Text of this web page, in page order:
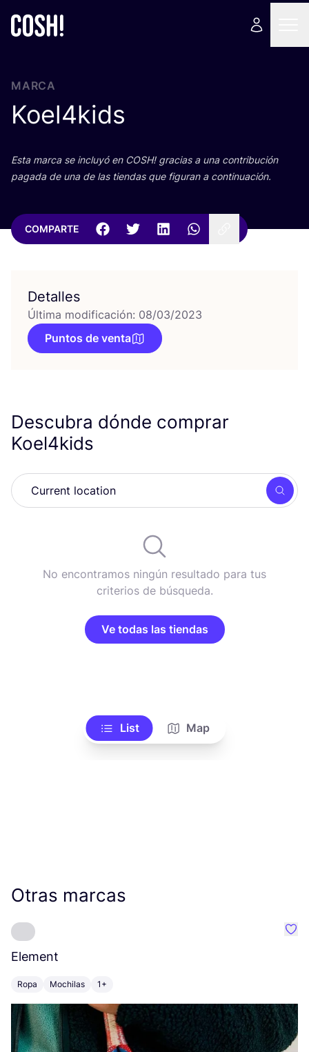
MARCA
Koel4kids
Esta mar­ca se inclu­yó en COSH! gra­cias a una con­tri­bu­ción
paga­da de una de las tien­das que figu­ran a continuación.
COMPARTE
Detalles
Última modificación: 08/03/2023
Puntos de venta
Descubra dónde comprar
Koel4kids
No encontramos ningún resultado para tus
criterios de búsqueda.
Ve todas las tiendas
List Map
Otras marcas
Element
Ropa Mochilas 1+